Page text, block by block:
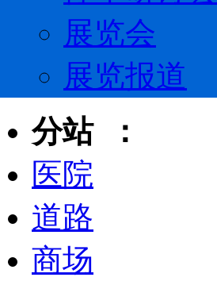
展览会
展览报道
分站 ：
医院
道路
商场